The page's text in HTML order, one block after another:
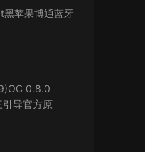
苹果博通蓝牙
0.8.0
导官方原